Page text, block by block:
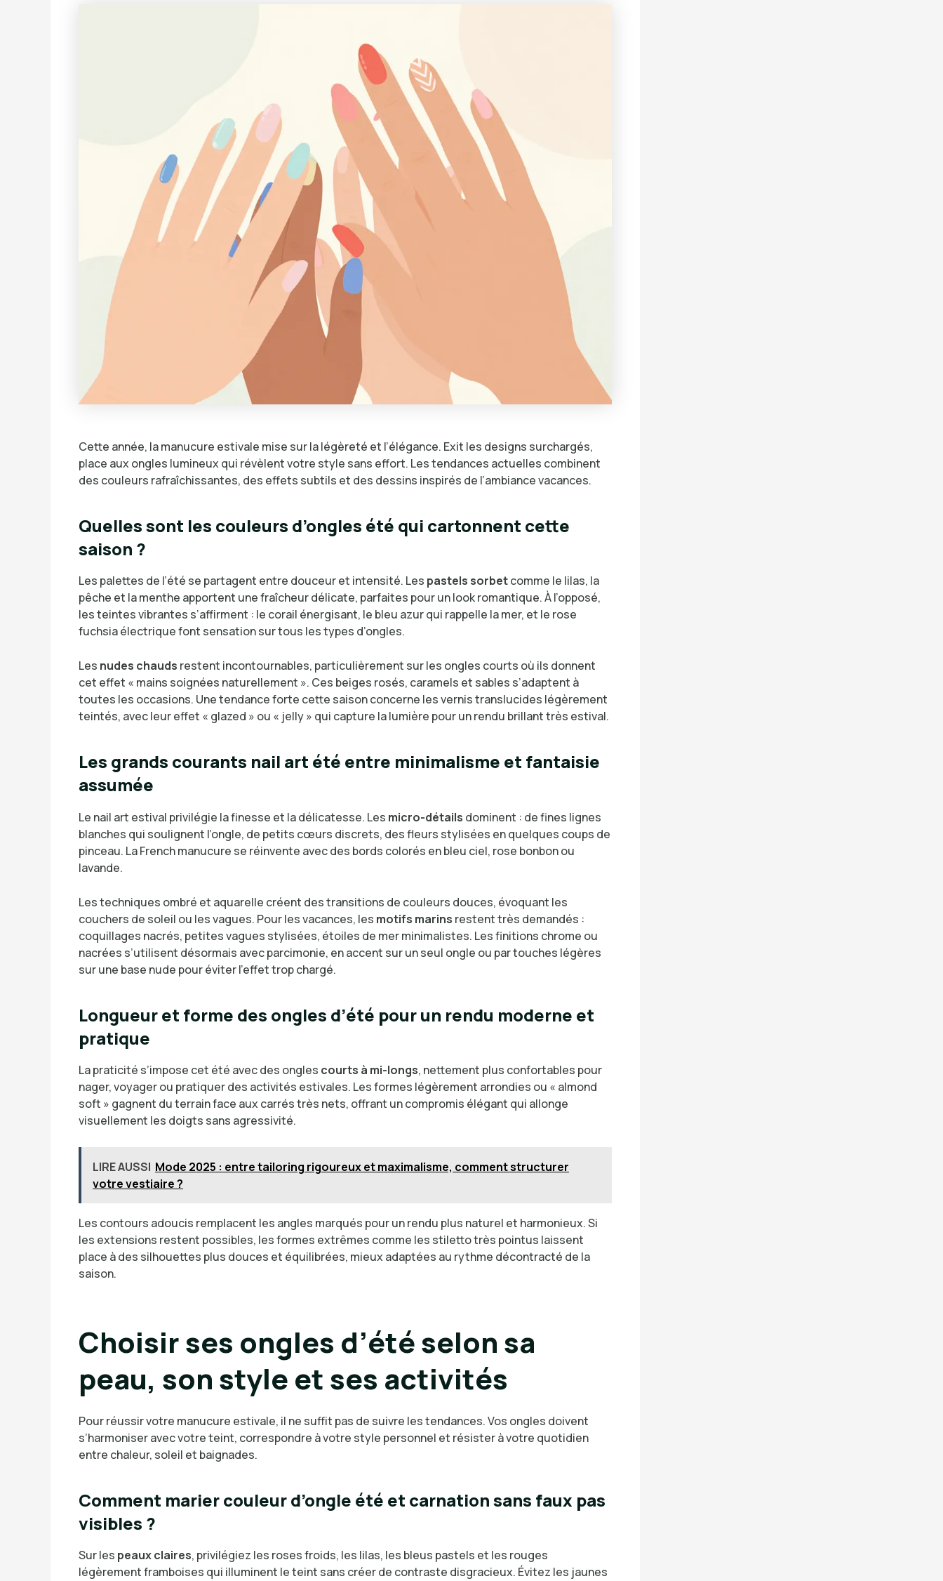
Cette année, la manucure estivale mise sur la légèreté et l’élégance. Exit les designs surchargés,
place aux ongles lumineux qui révèlent votre style sans effort. Les tendances actuelles combinent
des couleurs rafraîchissantes, des effets subtils et des dessins inspirés de l’ambiance vacances.
Quelles sont les couleurs d’ongles été qui cartonnent cette
saison ?
Les palettes de l’été se partagent entre douceur et intensité. Les pastels sorbetcomme le lilas, la
pêche et la menthe apportent une fraîcheur délicate, parfaites pour un look romantique. À l’opposé,
les teintes vibrantes s’affirment : le corail énergisant, le bleu azur qui rappelle la mer, et le rose
fuchsia électrique font sensation sur tous les types d’ongles.
Les nudes chauds restent incontournables, particulièrement sur les ongles courts où ils donnent
cet effet « mains soignées naturellement ». Ces beiges rosés, caramels et sables s’adaptent à
toutes les occasions. Une tendance forte cette saison concerne les vernis translucides légèrement
teintés, avec leur effet « glazed » ou « jelly » qui capture la lumière pour un rendu brillant très estival.
Les grands courants nail art été entre minimalisme et fantaisie
assumée
Le nail art estival privilégie la finesse et la délicatesse. Les micro-détails dominent : de fines lignes
blanches qui soulignent l’ongle, de petits cœurs discrets, des fleurs stylisées en quelques coups de
pinceau. La French manucure se réinvente avec des bords colorés en bleu ciel, rose bonbon ou
lavande.
Les techniques ombré et aquarelle créent des transitions de couleurs douces, évoquant les
couchers de soleil ou les vagues. Pour les vacances, les motifs marins restent très demandés :
coquillages nacrés, petites vagues stylisées, étoiles de mer minimalistes. Les finitions chrome ou
nacrées s’utilisent désormais avec parcimonie, en accent sur un seul ongle ou par touches légères
sur une base nude pour éviter l’effet trop chargé.
Longueur et forme des ongles d’été pour un rendu moderne et
pratique
La praticité s’impose cet été avec des ongles courts à mi-longs, nettement plus confortables pour
nager, voyager ou pratiquer des activités estivales. Les formes légèrement arrondies ou « almond
soft » gagnent du terrain face aux carrés très nets, offrant un compromis élégant qui allonge
visuellement les doigts sans agressivité.
LIRE AUSSI Mode 2025 : entre tailoring rigoureux et maximalisme, comment structurer
votre vestiaire ?
Les contours adoucis remplacent les angles marqués pour un rendu plus naturel et harmonieux. Si
les extensions restent possibles, les formes extrêmes comme les stiletto très pointus laissent
place à des silhouettes plus douces et équilibrées, mieux adaptées au rythme décontracté de la
saison.
Choisir ses ongles d’été selon sa
peau, son style et ses activités
Pour réussir votre manucure estivale, il ne suffit pas de suivre les tendances. Vos ongles doivent
s’harmoniser avec votre teint, correspondre à votre style personnel et résister à votre quotidien
entre chaleur, soleil et baignades.
Comment marier couleur d’ongle été et carnation sans faux pas
visibles ?
Sur les peaux claires, privilégiez les roses froids, les lilas, les bleus pastels et les rouges
légèrement framboises qui illuminent le teint sans créer de contraste disgracieux. Évitez les jaunes